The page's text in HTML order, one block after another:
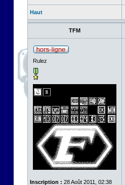
Haut
TFM
Rulez
Inscription : 28 Août 2011, 02:38